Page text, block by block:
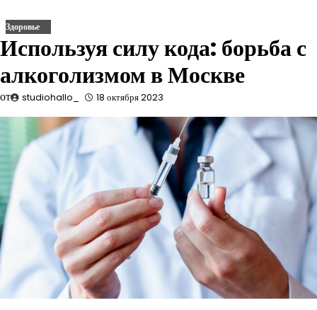
Здоровье
Используя силу кода: борьба с
алкоголизмом в Москве
от studiohallo_ 18 октября 2023